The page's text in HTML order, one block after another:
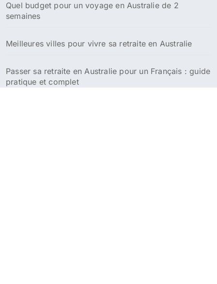
Quel budget pour un voyage en Australie de 2
semaines
Meilleures villes pour vivre sa retraite en Australie
Passer sa retraite en Australie pour un Français : guide
pratique et complet